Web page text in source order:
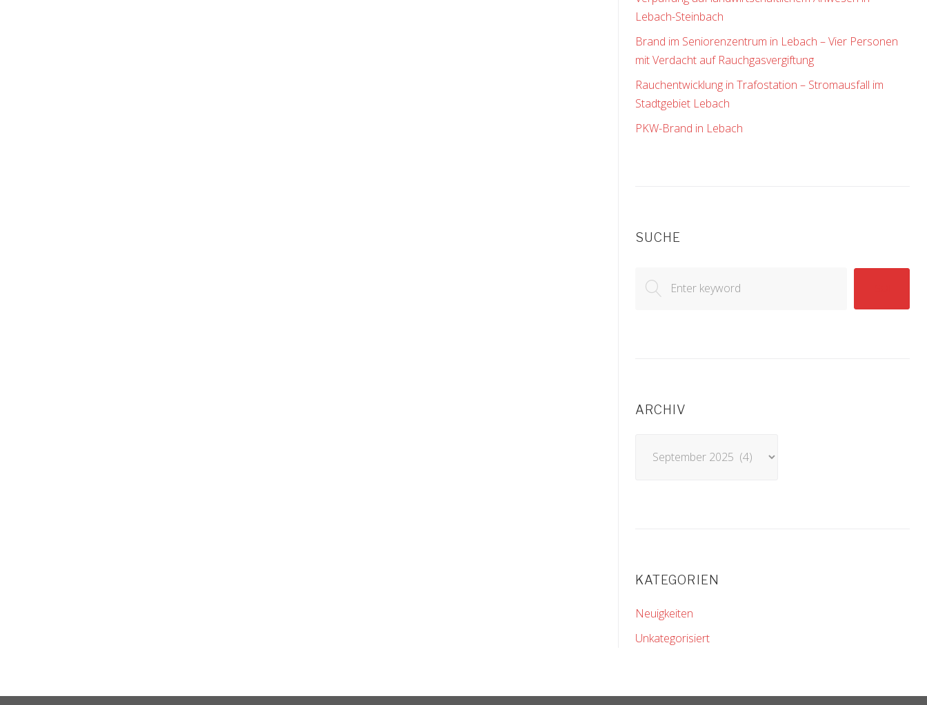
Lebach-Steinbach
Brand im Seniorenzentrum in Lebach – Vier Personen
mit Verdacht auf Rauchgasvergiftung
Rauchentwicklung in Trafostation – Stromausfall im
Stadtgebiet Lebach
PKW-Brand in Lebach
SUCHE
for:
ARCHIV
KATEGORIEN
Neuigkeiten
Unkategorisiert